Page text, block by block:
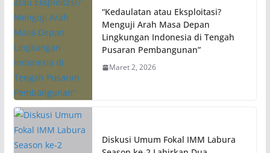
“Kedaulatan atau Eksploitasi?
Menguji Arah Masa Depan
Lingkungan Indonesia di Tengah
Pusaran Pembangunan”
Maret 2, 2026
Diskusi Umum Fokal IMM Labura